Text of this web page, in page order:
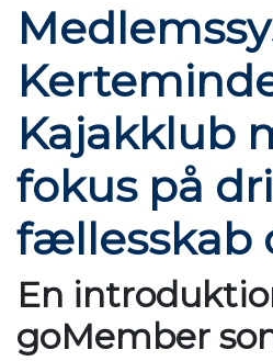
Kajakklub
fokus på
fællesskab
En
goMember